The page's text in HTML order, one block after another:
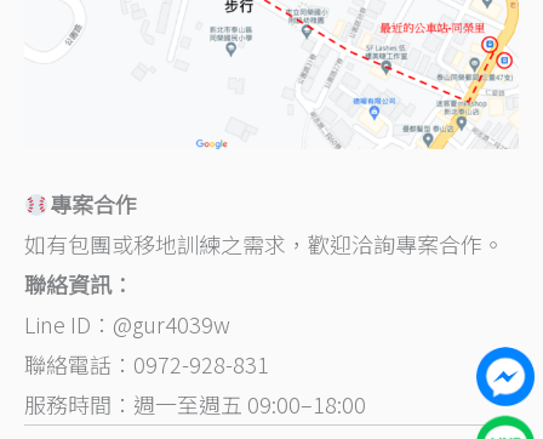
專案合作
如有包團或移地訓練之需求，歡迎洽詢專案合作。
聯絡資訊：
Line ID：@gur4039w
聯絡電話：0972-928-831
服務時間：週一至週五 09:00–18:00